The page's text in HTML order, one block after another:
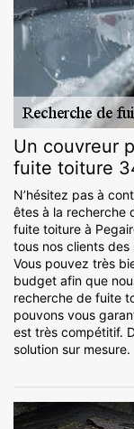
Un couvreur
fuite toiture
N’hésitez pas à
êtes à la recherche
fuite toiture à
tous nos clients
Vous pouvez très
budget afin que
recherche de fuite
pouvons vous
est très compétitif.
solution sur mesure.